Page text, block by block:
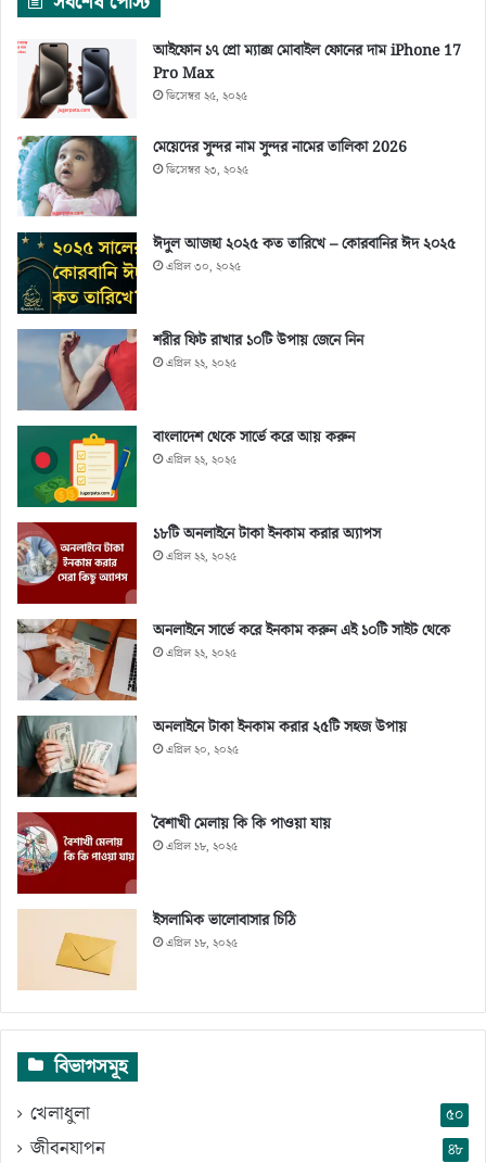
আইফোন ১৭ প্রো ম্যাক্স মোবাইল ফোনের দাম iPhone 17
Pro Max
ডিসেম্বর ২৫, ২০২৫
মেয়েদের সুন্দর নাম সুন্দর নামের তালিকা 2026
ডিসেম্বর ২৩, ২০২৫
ঈদুল আজহা ২০২৫ কত তারিখে – কোরবানির ঈদ ২০২৫
এপ্রিল ৩০, ২০২৫
শরীর ফিট রাখার ১০টি উপায় জেনে নিন
এপ্রিল ২২, ২০২৫
বাংলাদেশ থেকে সার্ভে করে আয় করুন
এপ্রিল ২২, ২০২৫
১৮টি অনলাইনে টাকা ইনকাম করার অ্যাপস
এপ্রিল ২২, ২০২৫
অনলাইনে সার্ভে করে ইনকাম করুন এই ১০টি সাইট থেকে
এপ্রিল ২২, ২০২৫
অনলাইনে টাকা ইনকাম করার ২৫টি সহজ উপায়
এপ্রিল ২০, ২০২৫
বৈশাখী মেলায় কি কি পাওয়া যায়
এপ্রিল ১৮, ২০২৫
ইসলামিক ভালোবাসার চিঠি
এপ্রিল ১৮, ২০২৫
বিভাগসমূহ
খেলাধুলা ৫০
জীবনযাপন ৪৮